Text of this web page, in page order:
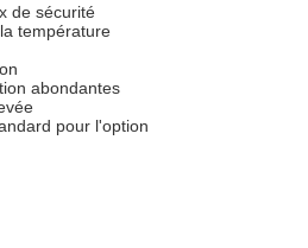
de sécurité
température
abondantes
pour l'option